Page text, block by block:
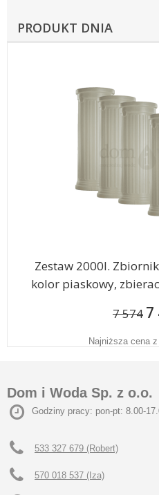
PRODUKT DNIA
Zestaw 2000l.
kolor piaskowy,
7 574 7
Najniższa cena
Dom i Woda Sp. z o.o.
Godziny pracy: pon-pt: 8.00-
533 327 679 (Robert)
570 018 537 (Iza)